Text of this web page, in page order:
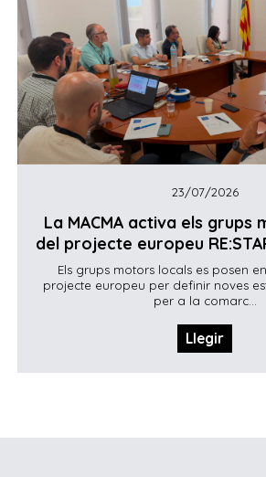
23/07/2026
La MACMA activa els grups
del projecte europeu
Els grups motors locals es posen
projecte europeu per definir noves
per a la comarc...
Llegir